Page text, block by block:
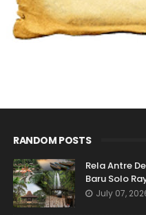
RANDOM POSTS
Rela Antre
Baru Solo
July 07,